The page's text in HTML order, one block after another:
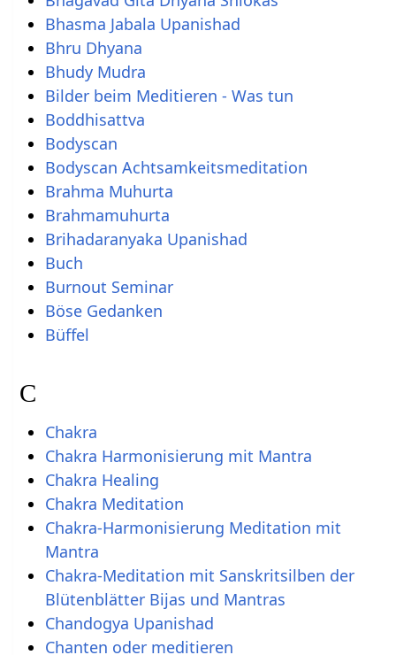
Bhasma Jabala Upanishad
Bhru Dhyana
Bhudy Mudra
Bilder beim Meditieren - Was tun
Boddhisattva
Bodyscan
Bodyscan Achtsamkeitsmeditation
Brahma Muhurta
Brahmamuhurta
Brihadaranyaka Upanishad
Buch
Burnout Seminar
Böse Gedanken
Büffel
C
Chakra
Chakra Harmonisierung mit Mantra
Chakra Healing
Chakra Meditation
Chakra-Harmonisierung Meditation mit
Mantra
Chakra-Meditation mit Sanskritsilben der
Blütenblätter Bijas und Mantras
Chandogya Upanishad
Chanten oder meditieren